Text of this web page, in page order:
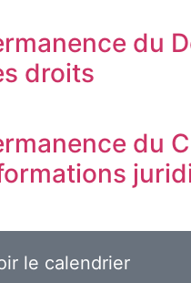
du
droits
du
le calendrier